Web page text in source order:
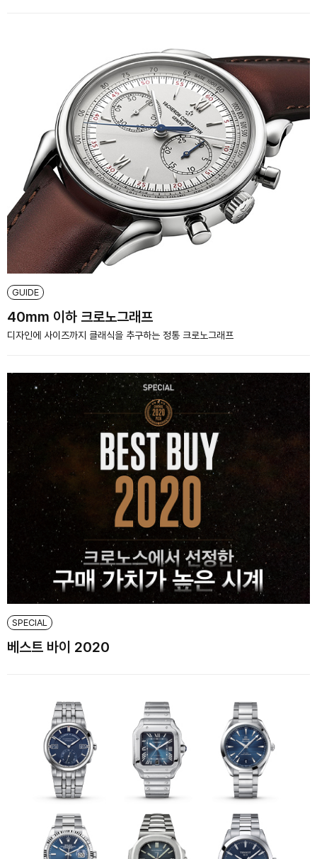
GUIDE
40mm 이하 크로노그래프
디자인에 사이즈까지 클래식을 추구하는 정통 크로노그래프
SPECIAL
베스트 바이 2020